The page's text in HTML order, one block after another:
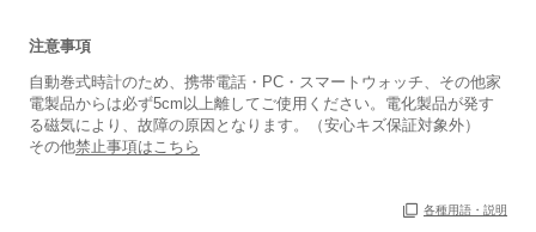
注意事項
自動巻式時計のため、携帯電話・PC・スマートウォッチ、その他家
電製品からは必ず5cm以上離してご使用ください。電化製品が発す
る磁気により、故障の原因となります。（安心キズ保証対象外）
その他禁止事項はこちら
各種用語・説明